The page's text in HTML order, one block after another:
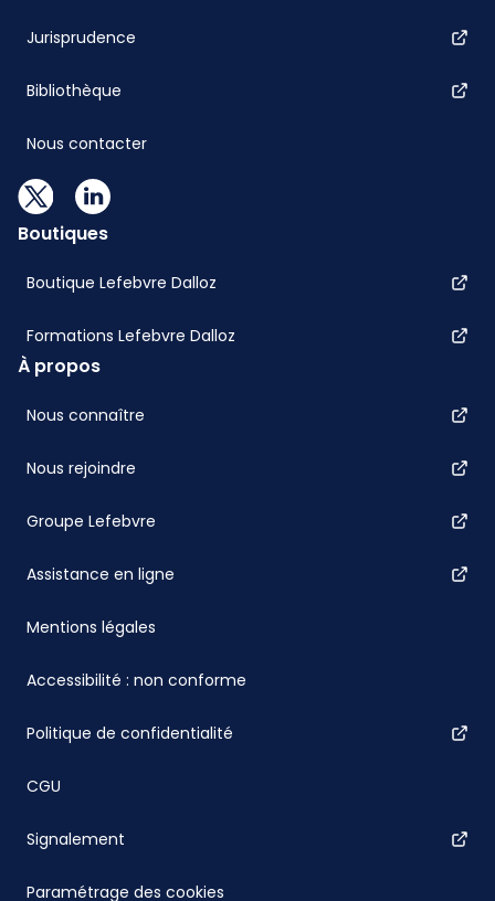
Jurisprudence
Bibliothèque
Nous contacter
Boutiques
Boutique Lefebvre Dalloz
Formations Lefebvre Dalloz
À propos
Nous connaître
Nous rejoindre
Groupe Lefebvre
Assistance en ligne
Mentions légales
Accessibilité : non conforme
Politique de confidentialité
CGU
Signalement
Paramétrage des cookies